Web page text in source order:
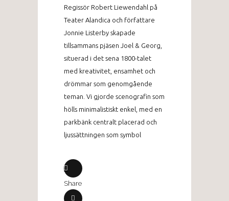
Regissör Robert Liewendahl på
Teater Alandica och författare
Jonnie Listerby skapade
tillsammans pjäsen Joel & Georg,
situerad i det sena 1800-talet
med kreativitet, ensamhet och
drömmar som genomgående
teman. Vi gjorde scenografin som
hölls minimalistiskt enkel, med en
parkbänk centralt placerad och
ljussättningen som symbol
Share